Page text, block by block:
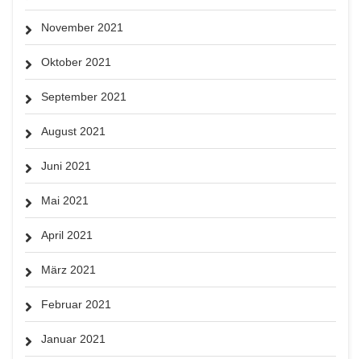
November 2021
Oktober 2021
September 2021
August 2021
Juni 2021
Mai 2021
April 2021
März 2021
Februar 2021
Januar 2021